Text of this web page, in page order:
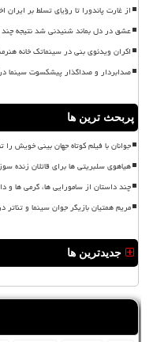
از غارت پاندورا تا رؤیای تسلط بر ایران
عشق در دل بماند شنیدنی شد نتیجه چند
اکران ویدئوی بنی در سینماتک خانه
صدابردار و صداگذار پیشکسوت سینما
پربحث ترین ها
جوانان با فیلم کوتاه جهان بینی خویش
هیاهوی سلبریتی ها برای قاتلان زنده
چند داستان از سامورایی ها، گرمی ها
مریم همتیان بازیگر جوان سینما و
جدیدترین ها